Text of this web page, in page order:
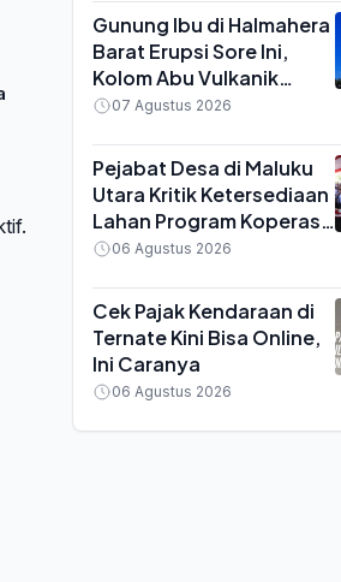
Pekarangan
Gunung Ibu di Halmahera
Barat Erupsi Sore Ini,
Kolom Abu Vulkanik
Capai 600 Meter di Atas
07 Agustus 2026
Pejabat Desa di Maluku
Utara Kritik Ketersediaan
Lahan Program Koperasi
Merah Putih saat Seminar
06 Agustus 2026
Cek Pajak Kendaraan di
Ternate Kini Bisa Online,
Ini Caranya
06 Agustus 2026